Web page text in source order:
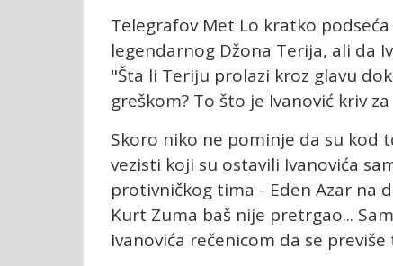
Telegrafov Met Lo kratko
legendarnog Džona Terija, ali da
"Šta li Teriju prolazi kroz glavu
greškom? To što je Ivanović kriv
Skoro niko ne pominje da su kod
vezisti koji su ostavili Ivanovića
protivničkog tima - Eden Azar na
Kurt Zuma baš nije pretrgao...
Ivanovića rečenicom da se